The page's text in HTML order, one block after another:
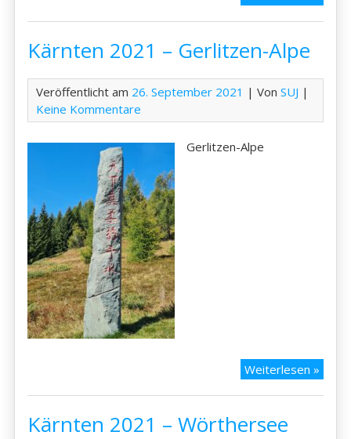
Kärnten 2021 – Gerlitzen-Alpe
Veröffentlicht am 26. September 2021 | VonSUJ |
Keine Kommentare
Gerlitzen-Alpe
Weiterlesen »
Kärnten 2021 – Wörthersee